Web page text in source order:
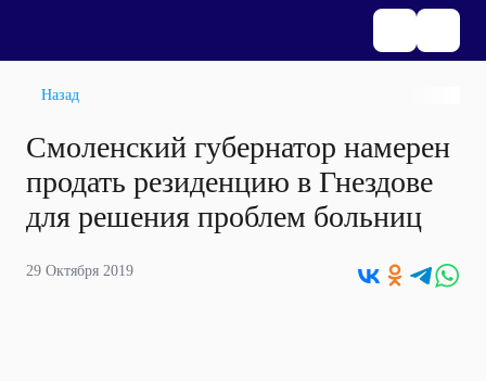
Назад
Смоленский губернатор намерен
продать резиденцию в Гнездове
для решения проблем больниц
29 Октября 2019